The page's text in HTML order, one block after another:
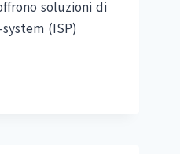
soluzioni di
(ISP)